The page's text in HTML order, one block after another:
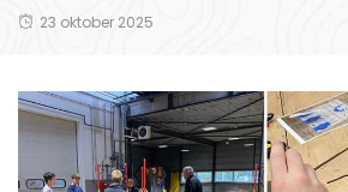
23 oktober 2025